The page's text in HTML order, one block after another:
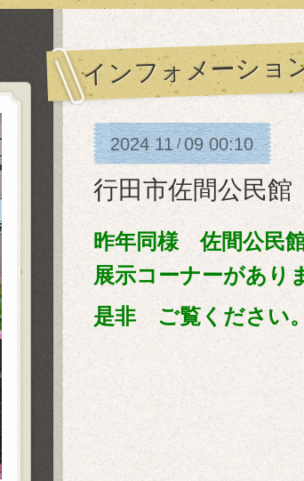
インフォメーショ
2024 11/09 00:10
行田市佐間公民
昨年同様 佐間公民
展示コーナーがあり
是非 ご覧ください